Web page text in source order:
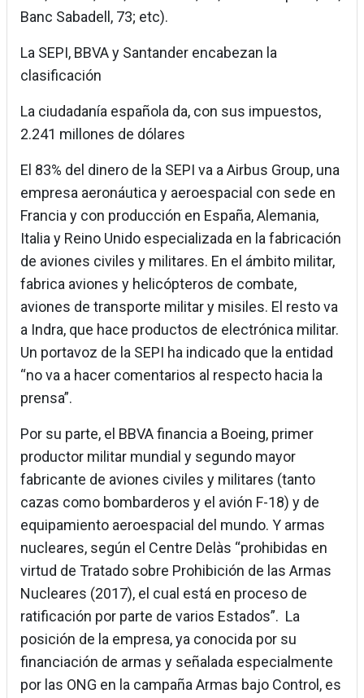
Banc Sabadell, 73; etc).
La SEPI, BBVA y Santander encabezan la
clasificación
La ciudadanía española da, con sus impuestos,
2.241 millones de dólares
El 83% del dinero de la SEPI va a Airbus Group, una
empresa aeronáutica y aeroespacial con sede en
Francia y con producción en España, Alemania,
Italia y Reino Unido especializada en la fabricación
de aviones civiles y militares. En el ámbito militar,
fabrica aviones y helicópteros de combate,
aviones de transporte militar y misiles. El resto va
a Indra, que hace productos de electrónica militar.
Un portavoz de la SEPI ha indicado que la entidad
“no va a hacer comentarios al respecto hacia la
prensa”.
Por su parte, el BBVA financia a Boeing, primer
productor militar mundial y segundo mayor
fabricante de aviones civiles y militares (tanto
cazas como bombarderos y el avión F-18) y de
equipamiento aeroespacial del mundo. Y armas
nucleares, según el Centre Delàs “prohibidas en
virtud de Tratado sobre Prohibición de las Armas
Nucleares (2017), el cual está en proceso de
ratificación por parte de varios Estados”. La
posición de la empresa, ya conocida por su
financiación de armas y señalada especialmente
por las ONG en la campaña Armas bajo Control, es